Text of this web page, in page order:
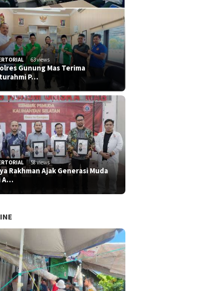
63 views
Gunung Mas Terima
P…
58 views
Rakhman Ajak Generasi Muda
A…